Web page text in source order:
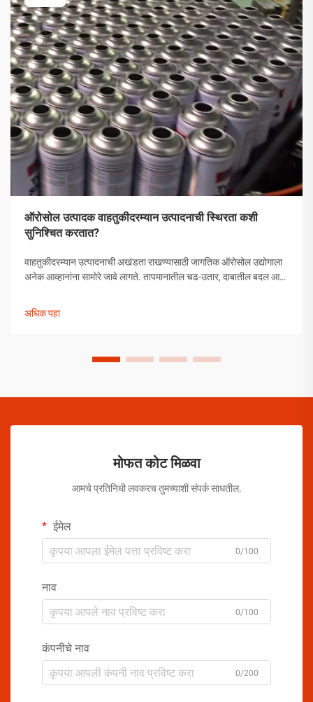
ऑरोसोल उत्पादक वाहतुकीदरम्यान उत्पादनाची स्थिरता कशी
सुनिश्चित करतात?
वाहतुकीदरम्यान उत्पादनाची अखंडता राखण्यासाठी जागतिक ऑरोसोल उद्योगाला
अनेक आव्हानांना सामोरे जावे लागते. तापमानातील चढ-उतार, दाबातील बदल आणि
उपाययोजना राबविल्या पाहिजेत.
अधिक पहा
मोफत कोट मिळवा
आमचे प्रतिनिधी लवकरच तुमच्याशी संपर्क साधतील.
ईमेल
0/100
नाव
0/100
कंपनीचे नाव
0/200